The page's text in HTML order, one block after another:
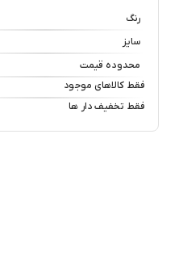
رنگ
سایز
محدوده قیمت
فقط کالاهای موجود
فقط تخفیف دار ها